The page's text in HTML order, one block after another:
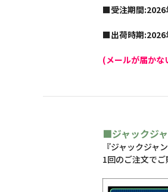
■受注期間:2026
■出荷時期:2026
(メールが届かな
■ジャックジ
『ジャックジャ
1回のご注文で